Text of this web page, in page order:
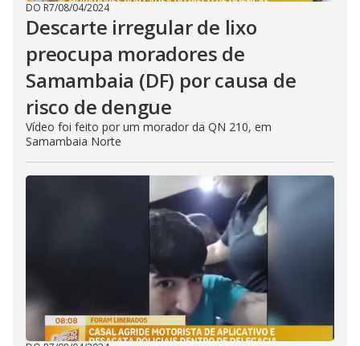
DO R7/08/04/2024
Descarte irregular de lixo
preocupa moradores de
Samambaia (DF) por causa de
risco de dengue
Vídeo foi feito por um morador da QN 210, em
Samambaia Norte